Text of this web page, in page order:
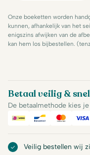
Onze boeketten worden
kunnen, afhankelijk van het
enigszins afwijken van de
kan hem los bijbestellen.
Betaal veilig & snel
De betaalmethode kies
iDeal Bancontact
Veilig bestellen wij